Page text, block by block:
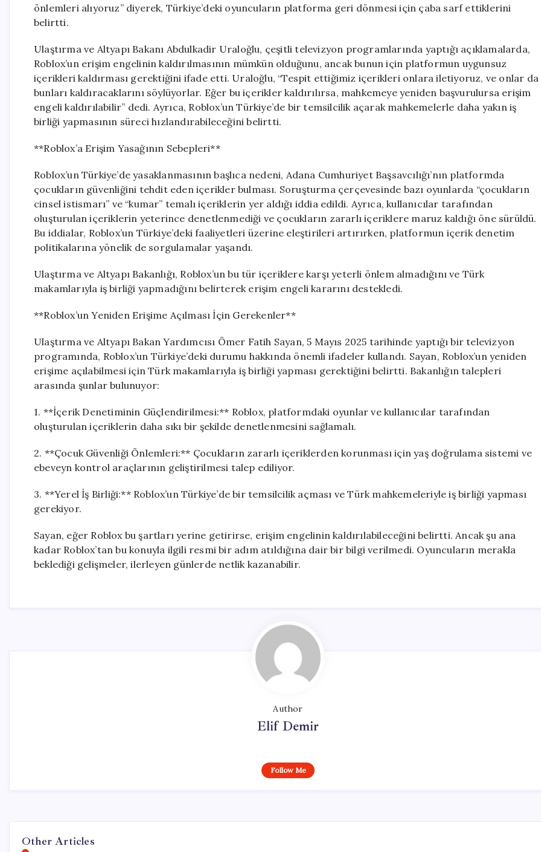
önlemleri alıyoruz” diyerek, Türkiye’deki oyuncuların platforma geri dönmesi için çaba sarf ettiklerini
belirtti.
Ulaştırma ve Altyapı Bakanı Abdulkadir Uraloğlu, çeşitli televizyon programlarında yaptığı açıklamalarda,
Roblox’un erişim engelinin kaldırılmasının mümkün olduğunu, ancak bunun için platformun uygunsuz
içerikleri kaldırması gerektiğini ifade etti. Uraloğlu, “Tespit ettiğimiz içerikleri onlara iletiyoruz, ve onlar da
bunları kaldıracaklarını söylüyorlar. Eğer bu içerikler kaldırılırsa, mahkemeye yeniden başvurulursa erişim
engeli kaldırılabilir” dedi. Ayrıca, Roblox’un Türkiye’de bir temsilcilik açarak mahkemelerle daha yakın iş
birliği yapmasının süreci hızlandırabileceğini belirtti.
**Roblox’a Erişim Yasağının Sebepleri**
Roblox’un Türkiye’de yasaklanmasının başlıca nedeni, Adana Cumhuriyet Başsavcılığı’nın platformda
çocukların güvenliğini tehdit eden içerikler bulması. Soruşturma çerçevesinde bazı oyunlarda “çocukların
cinsel istismarı” ve “kumar” temalı içeriklerin yer aldığı iddia edildi. Ayrıca, kullanıcılar tarafından
oluşturulan içeriklerin yeterince denetlenmediği ve çocukların zararlı içeriklere maruz kaldığı öne sürüldü.
Bu iddialar, Roblox’un Türkiye’deki faaliyetleri üzerine eleştirileri artırırken, platformun içerik denetim
politikalarına yönelik de sorgulamalar yaşandı.
Ulaştırma ve Altyapı Bakanlığı, Roblox’un bu tür içeriklere karşı yeterli önlem almadığını ve Türk
makamlarıyla iş birliği yapmadığını belirterek erişim engeli kararını destekledi.
**Roblox’un Yeniden Erişime Açılması İçin Gerekenler**
Ulaştırma ve Altyapı Bakan Yardımcısı Ömer Fatih Sayan, 5 Mayıs 2025 tarihinde yaptığı bir televizyon
programında, Roblox’un Türkiye’deki durumu hakkında önemli ifadeler kullandı. Sayan, Roblox’un yeniden
erişime açılabilmesi için Türk makamlarıyla iş birliği yapması gerektiğini belirtti. Bakanlığın talepleri
arasında şunlar bulunuyor:
1. **İçerik Denetiminin Güçlendirilmesi:** Roblox, platformdaki oyunlar ve kullanıcılar tarafından
oluşturulan içeriklerin daha sıkı bir şekilde denetlenmesini sağlamalı.
2. **Çocuk Güvenliği Önlemleri:** Çocukların zararlı içeriklerden korunması için yaş doğrulama sistemi ve
ebeveyn kontrol araçlarının geliştirilmesi talep ediliyor.
3. **Yerel İş Birliği:** Roblox’un Türkiye’de bir temsilcilik açması ve Türk mahkemeleriyle iş birliği yapması
gerekiyor.
Sayan, eğer Roblox bu şartları yerine getirirse, erişim engelinin kaldırılabileceğini belirtti. Ancak şu ana
kadar Roblox’tan bu konuyla ilgili resmi bir adım atıldığına dair bir bilgi verilmedi. Oyuncuların merakla
beklediği gelişmeler, ilerleyen günlerde netlik kazanabilir.
Author
Elif Demir
Follow Me
Other Articles